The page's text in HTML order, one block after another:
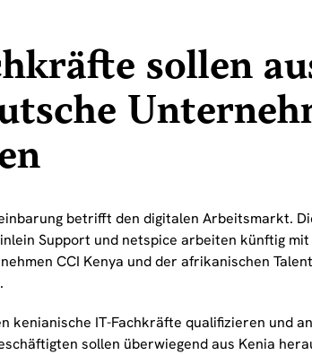
sollen
betrifft den digitalen Arbeitsmarkt.
Support und netspice arbeiten künftig
CCI Kenya und der afrikanischen
kenianische IT-Fachkräfte qualifizieren und
sollen überwiegend aus Kenia